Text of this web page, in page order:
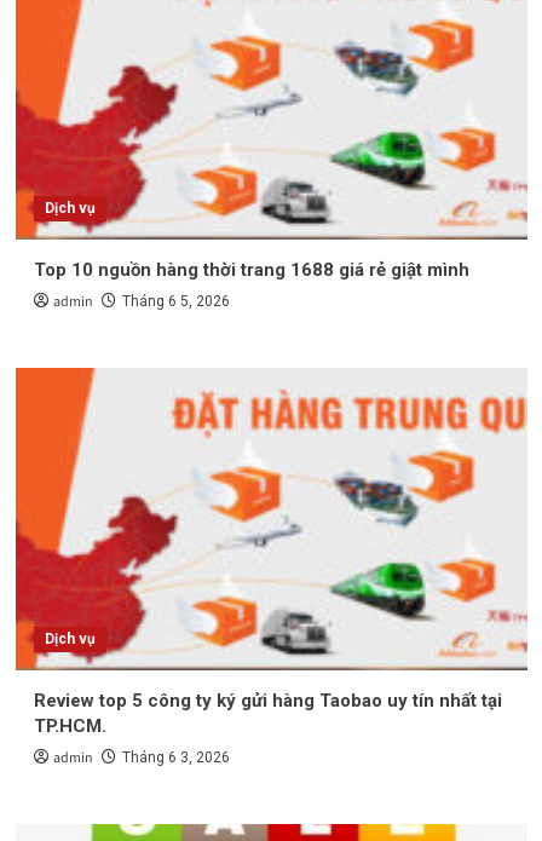
Dịch vụ
Top 10 nguồn hàng thời trang 1688 giá rẻ giật mình
admin Tháng 6 5, 2026
Dịch vụ
Review top 5 công ty ký gửi hàng Taobao uy tín nhất tại
TP.HCM.
admin Tháng 6 3, 2026